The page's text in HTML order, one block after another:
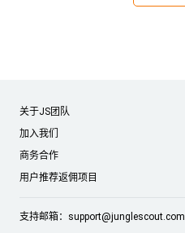
关于JS团队
加入我们
商务合作
用户推荐返佣项目
支持邮箱： support@junglescout.com